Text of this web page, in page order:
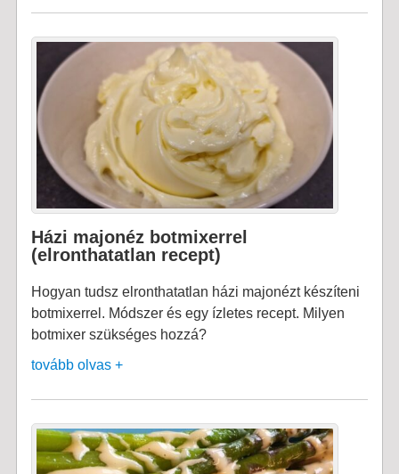
Házi majonéz botmixerrel
(elronthatatlan recept)
Hogyan tudsz elronthatatlan házi majonézt készíteni
botmixerrel. Módszer és egy ízletes recept. Milyen
botmixer szükséges hozzá?
tovább olvas +